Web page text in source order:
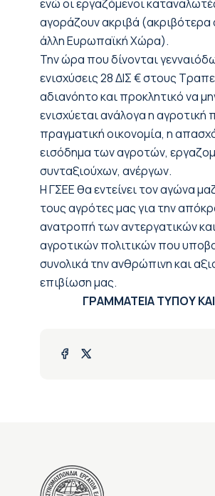
ενώ οι εργαζόμενοι
αγοράζουν ακριβά
άλλη Ευρωπαϊκή Χώρα).
Την ώρα που δίνονται
ενισχύσεις 28 ΔΙΣ € στους
αδιανόητο και προκλητικό να
ενισχύεται ανάλογα η αγροτική
πραγματική οικονομία, η
εισόδημα των αγροτών,
συνταξιούχων, ανέργων.
Η ΓΣΕΕ θα εντείνει τον αγώνα
τους αγρότες μας για την
ανατροπή των αντεργατικών
αγροτικών πολιτικών που
συνολικά την ανθρώπινη και
επιβίωση μας.
ΓΡΑΜΜΑΤΕΙΑ ΤΥΠΟΥ